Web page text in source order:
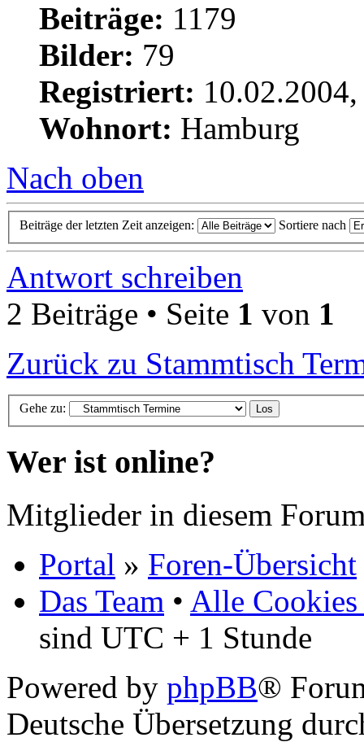
Beiträge: 1179
Bilder: 79
Registriert:
Wohnort: Hamburg
Nach oben
Beiträge der letzten Zeit anzeigen: Sortiere nach
Antwort schreiben
2 Beiträge • Seite 1 von 1
Zurück zu Stammtisch
Gehe zu:
Wer ist online?
Mitglieder in diesem
Portal » Foren-Übersicht
Das Team • Alle Cookies
sind UTC + 1 Stunde
Powered by phpBB®
Deutsche Übersetzung